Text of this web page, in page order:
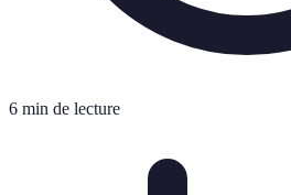
6 min de lecture